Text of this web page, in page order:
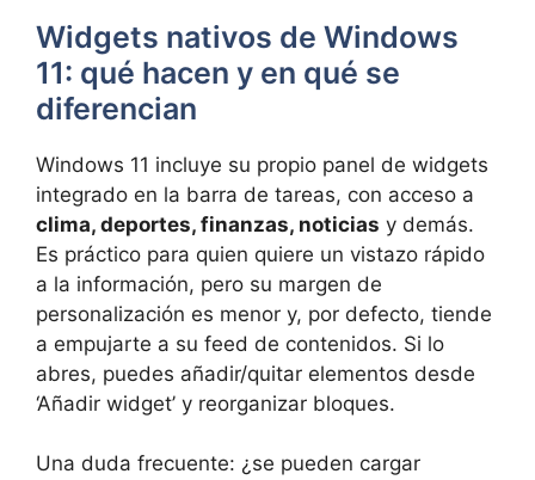
Widgets nativos de Windows
11: qué hacen y en qué se
diferencian
Windows 11 incluye su propio panel de widgets
integrado en la barra de tareas, con acceso a
clima, deportes, finanzas, noticias y demás.
Es práctico para quien quiere un vistazo rápido
a la información, pero su margen de
personalización es menor y, por defecto, tiende
a empujarte a su feed de contenidos. Si lo
abres, puedes añadir/quitar elementos desde
‘Añadir widget’ y reorganizar bloques.
Una duda frecuente: ¿se pueden cargar